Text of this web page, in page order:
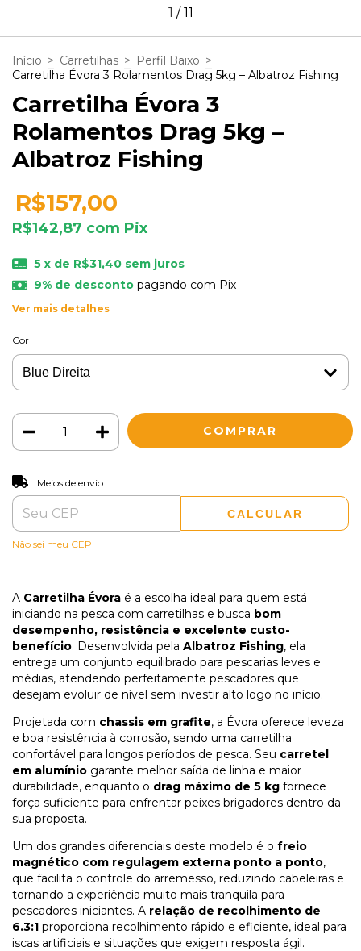
1 /11
Início > Carretilhas > Perfil Baixo >
Carretilha Évora 3 Rolamentos Drag 5kg – Albatroz Fishing
Carretilha Évora 3
Rolamentos Drag 5kg –
Albatroz Fishing
R$157,00
R$142,87 com Pix
5 x de R$31,40 sem juros
9% de descontopagando com Pix
Ver mais detalhes
Cor
Entregas para o CEP:
Meios de envio
CALCULAR
Não sei meu CEP
A Carretilha Évora é a escolha ideal para quem está
iniciando na pesca com carretilhas e busca bom
desempenho, resistência e excelente custo-
benefício. Desenvolvida pela Albatroz Fishing, ela
entrega um conjunto equilibrado para pescarias leves e
médias, atendendo perfeitamente pescadores que
desejam evoluir de nível sem investir alto logo no início.
Projetada com chassis em grafite, a Évora oferece leveza
e boa resistência à corrosão, sendo uma carretilha
confortável para longos períodos de pesca. Seu carretel
em alumínio garante melhor saída de linha e maior
durabilidade, enquanto o drag máximo de 5 kg fornece
força suficiente para enfrentar peixes brigadores dentro da
sua proposta.
Um dos grandes diferenciais deste modelo é o freio
magnético com regulagem externa ponto a ponto,
que facilita o controle do arremesso, reduzindo cabeleiras e
tornando a experiência muito mais tranquila para
pescadores iniciantes. A relação de recolhimento de
6.3:1 proporciona recolhimento rápido e eficiente, ideal para
iscas artificiais e situações que exigem resposta ágil.